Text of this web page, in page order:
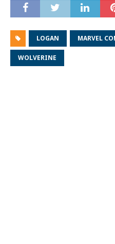
LOGAN MARVEL
WOLVERINE